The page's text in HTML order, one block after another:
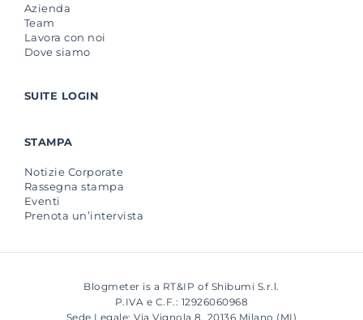
Azienda
Team
Lavora con noi
Dove siamo
SUITE LOGIN
STAMPA
Notizie Corporate
Rassegna stampa
Eventi
Prenota un’intervista
Blogmeter is a RT&IP of Shibumi S.r.l.
P.IVA e C.F.: 12926060968
Sede Legale: Via Vignola 8, 20136 Milano (MI)